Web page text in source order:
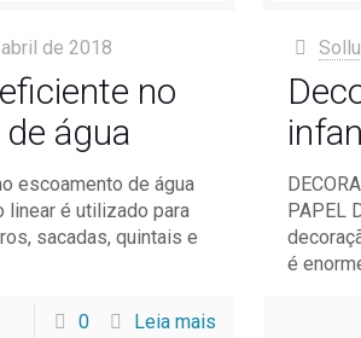
de 2018
no
água
escoamento de água
linear é utilizado para
sacadas, quintais e
0 Leia mais
PAPEL
é